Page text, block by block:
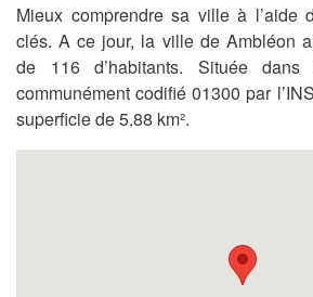
Mieux comprendre sa ville à l’aide
clés. A ce jour, la ville de Ambléon
de 116 d’habitants. Située
communément codifié 01300 par
superficie de 5.88 km².